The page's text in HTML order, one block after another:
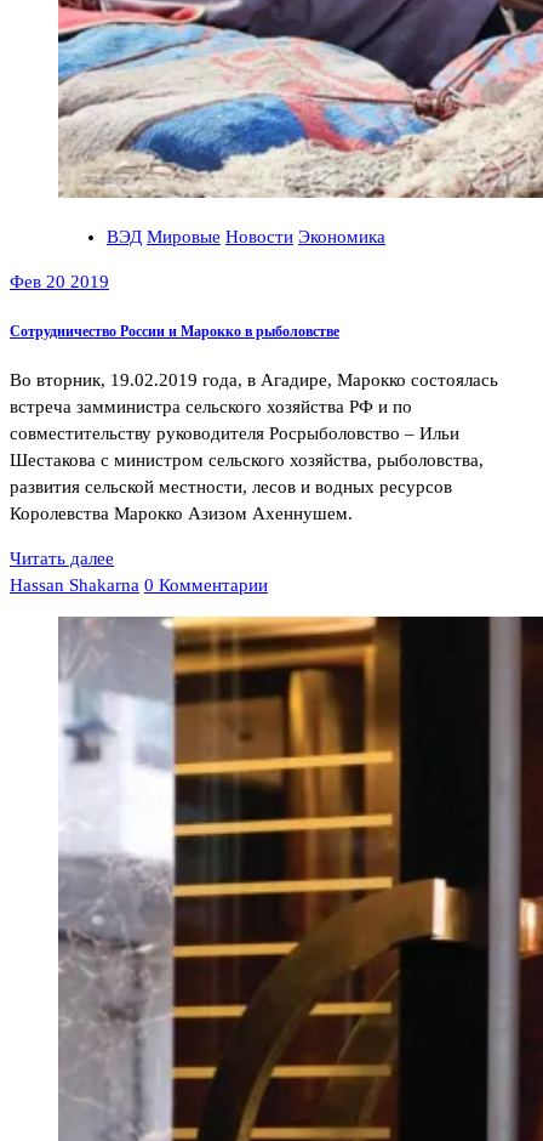
ВЭД Мировые Новости Экономика
Фев 20 2019
Сотрудничество России и Марокко в рыболовстве
Во вторник, 19.02.2019 года, в Агадире, Марокко состоялась
встреча замминистра сельского хозяйства РФ и по
совместительству руководителя Росрыболовство – Ильи
Шестакова с министром сельского хозяйства, рыболовства,
развития сельской местности, лесов и водных ресурсов
Королевства Марокко Азизом Ахеннушем.
Читать далее
Hassan Shakarna 0 Комментарии